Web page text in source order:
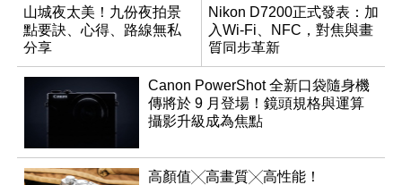
山城夜太美！九份夜拍景
點要訣、心得、路線無私
分享
Nikon D7200正式發表：加
入Wi-Fi、NFC，對焦與畫
質同步革新
Canon PowerShot 全新口袋隨身機
傳將於 9 月登場！鏡頭規格與運算
攝影升級成為焦點
高顏值╳高畫質╳高性能！